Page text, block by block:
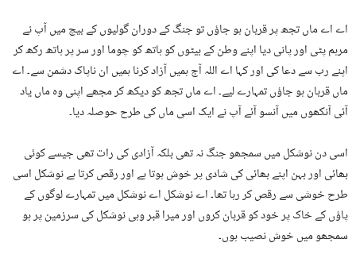
اے اے ماں تجھ پر قربان ہو جاؤں تو جنگ کے دوران گولیوں کے بیچ میں آپ نے
مرہم پٹی اور پانی دیا اپنے وطن کے بیٹوں کو ہاتھ کو چوما اور سر پر ہاتھ رکھ کر
اپنے رب سے دعا کی اور کہا اے اللہ آج ہمیں آزاد کرنا ہمیں ان ناپاک دشمن سے۔ اے
ماں قربان ہو جاؤں تمہارے لیے۔ اے ماں تجھ کو دیکھ کر مجھے اپنی وہ ماں یاد
آئی آنکھوں میں آنسو آئے آپ نے ایک اسی ماں کی طرح حوصلہ دیا۔
اسی دن نوشکل میں سمجھو جنگ نہ تھی بلکہ آزادی کی رات تھی جیسے کوئی
بھائی اور بہن اپنے بھائی کی شادی پر خوش ہوتا ہے اور رقص کرتا ہے نوشکل اسی
طرح خوشی سے رقص کر رہا تھا۔ اے نوشکل اے نوشکل میں تمہارے لوگوں کے
پاؤں کے خاک پر خود کو قربان کروں اور میرا قبر وہی نوشکل کی سرزمین پر ہو
سمجھو میں خوش نصیب ہوں۔